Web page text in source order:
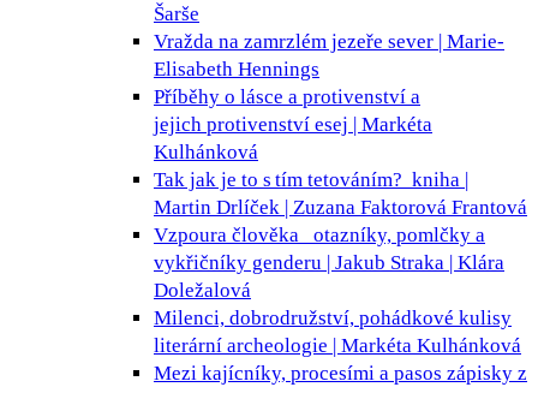
Šarše
Vražda na zamrzlém jezeře sever | Marie-
Elisabeth Hennings
Příběhy o lásce a protivenství a
jejich protivenství esej | Markéta
Kulhánková
Tak jak je to s tím tetováním? kniha |
Martin Drlíček | Zuzana Faktorová Frantová
Vzpoura člověka
otazníky, pomlčky a
vykřičníky genderu | Jakub Straka | Klára
Doležalová
Milenci, dobrodružství, pohádkové kulisy
literární archeologie | Markéta Kulhánková
Mezi kajícníky, procesími a pasos zápisky z